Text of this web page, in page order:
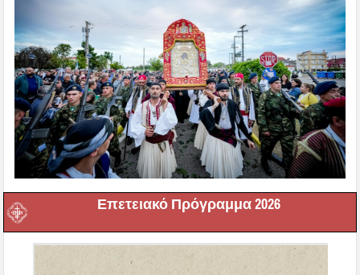
Επετειακό Πρόγραμμα 2026